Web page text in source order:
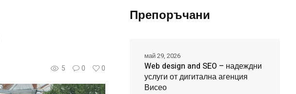
5 0 0
Препоръчани
Web design and SEO – надеждни
услуги от дигитална агенция
Висео
май 29, 2026